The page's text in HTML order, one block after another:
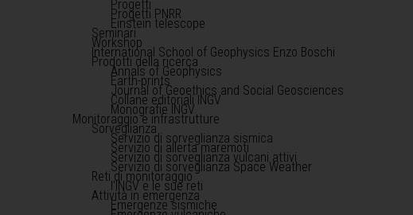
Progetti
Progetti PNRR
Einstein telescope
Seminari
Workshop
International School of Geophysics Enzo Boschi
Prodotti della ricerca
Annals of Geophysics
Earth-prints
Journal of Geoethics and Social Geosciences
Collane editoriali INGV
Monografie INGV
Monitoraggio e infrastrutture
Sorveglianza
Servizio di sorveglianza sismica
Servizio di allerta maremoti
Servizio di sorveglianza vulcani attivi
Servizio di sorveglianza Space Weather
Reti di monitoraggio
l'INGV e le sue reti
Attività in emergenza
Emergenze sismiche